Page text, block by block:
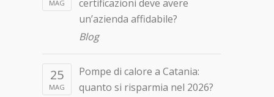
MAG
certificazioni deve avere
un’azienda affidabile?
Blog
25
MAG
Pompe di calore a Catania:
quanto si risparmia nel 2026?